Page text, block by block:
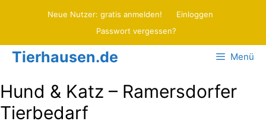
Neue Nutzer: gratis anmelden!
Einloggen
Passwort vergessen?
Tierhausen.de Menü
Hund & Katz – Ramersdorfer
Tierbedarf